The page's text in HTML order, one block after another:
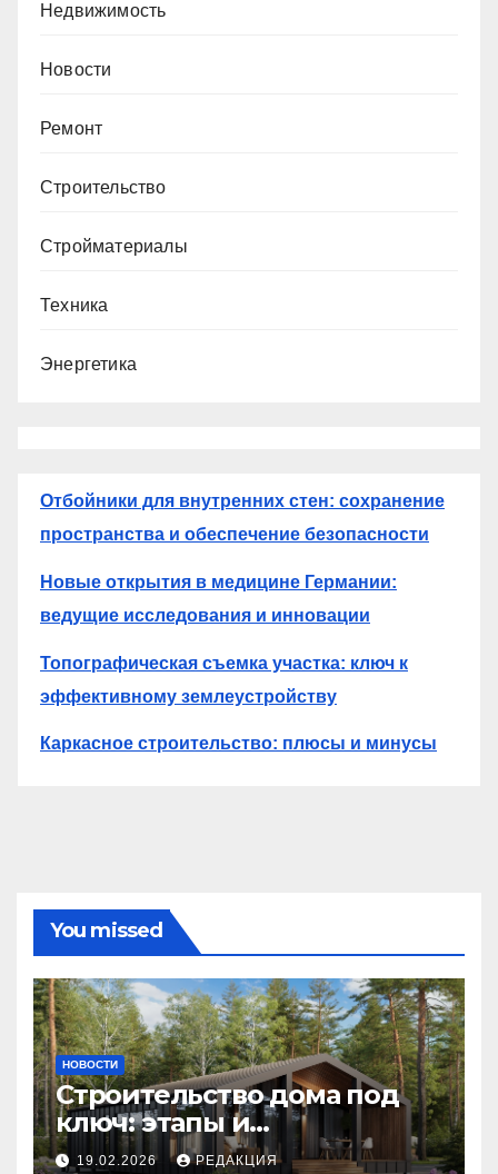
Недвижимость
Новости
Ремонт
Строительство
Стройматериалы
Техника
Энергетика
Отбойники для внутренних стен: сохранение
пространства и обеспечение безопасности
Новые открытия в медицине Германии:
ведущие исследования и инновации
Топографическая съемка участка: ключ к
эффективному землеустройству
Каркасное строительство: плюсы и минусы
You missed
НОВОСТИ
Строительство дома под
ключ: этапы и
планирование бюджета
19.02.2026 РЕДАКЦИЯ